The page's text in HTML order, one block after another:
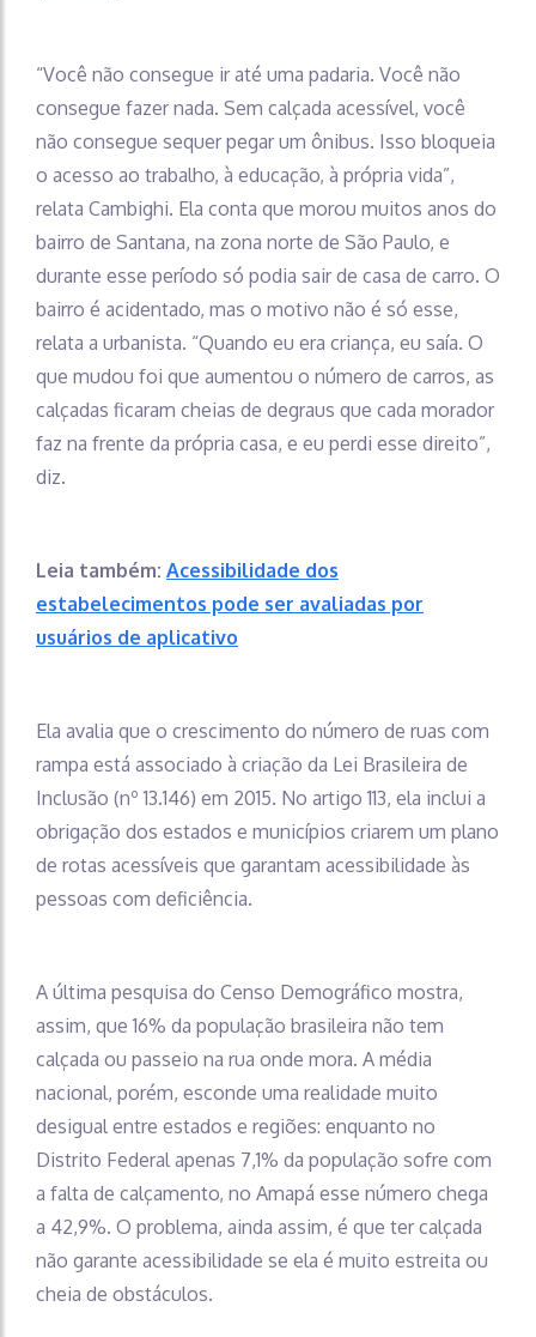
“Você não consegue ir até uma padaria. Você não
consegue fazer nada. Sem calçada acessível, você
não consegue sequer pegar um ônibus. Isso bloqueia
o acesso ao trabalho, à educação, à própria vida”,
relata Cambighi. Ela conta que morou muitos anos do
bairro de Santana, na zona norte de São Paulo, e
durante esse período só podia sair de casa de carro. O
bairro é acidentado, mas o motivo não é só esse,
relata a urbanista. “Quando eu era criança, eu saía. O
que mudou foi que aumentou o número de carros, as
calçadas ficaram cheias de degraus que cada morador
faz na frente da própria casa, e eu perdi esse direito”,
diz.
Leia também: Acessibilidade dos
estabelecimentos pode ser avaliadas por
usuários de aplicativo
Ela avalia que o crescimento do número de ruas com
rampa está associado à criação da Lei Brasileira de
Inclusão (nº 13.146) em 2015. No artigo 113, ela inclui a
obrigação dos estados e municípios criarem um plano
de rotas acessíveis que garantam acessibilidade às
pessoas com deficiência.
A última pesquisa do Censo Demográfico mostra,
assim, que 16% da população brasileira não tem
calçada ou passeio na rua onde mora. A média
nacional, porém, esconde uma realidade muito
desigual entre estados e regiões: enquanto no
Distrito Federal apenas 7,1% da população sofre com
a falta de calçamento, no Amapá esse número chega
a 42,9%. O problema, ainda assim, é que ter calçada
não garante acessibilidade se ela é muito estreita ou
cheia de obstáculos.